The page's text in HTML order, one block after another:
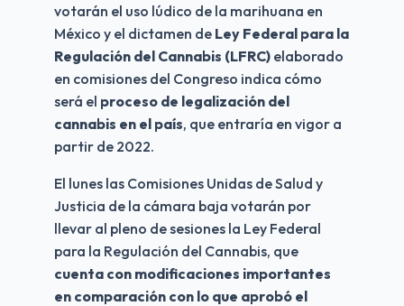
votarán el uso lúdico de la marihuana en
México y el dictamen de Ley Federal para la
Regulación del Cannabis (LFRC) elaborado
en comisiones del Congreso indica cómo
será el proceso de legalización del
cannabis en el país, que entraría en vigor a
partir de 2022.
El lunes las Comisiones Unidas de Salud y
Justicia de la cámara baja votarán por
llevar al pleno de sesiones la Ley Federal
cuenta con modificaciones importantes
en comparación con lo que aprobó el